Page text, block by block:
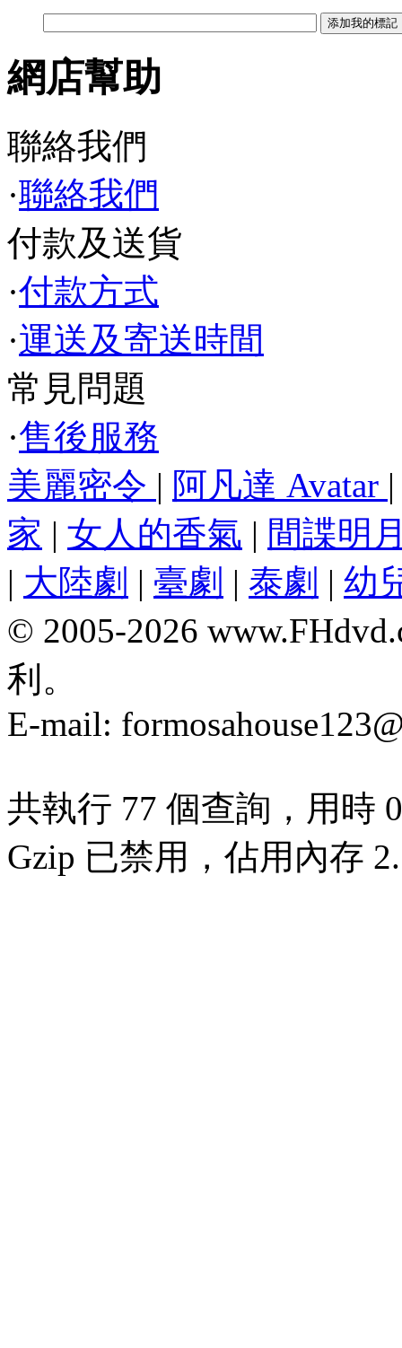
網店幫助
聯絡我們
·聯絡我們
付款及送貨
·付款方式
·運送及寄送時間
常見問題
·售後服務
美麗密令 | 阿凡達 Avatar
家 | 女人的香氣 | 間諜明
| 大陸劇 | 臺劇 | 泰劇 | 幼
© 2005-2026
利。
E-mail:
共執行 77 個查詢，用時
Gzip 已禁用，佔用內存